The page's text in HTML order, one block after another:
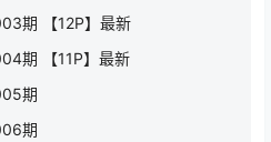
期 【12P】最新
期 【11P】最新
期
期